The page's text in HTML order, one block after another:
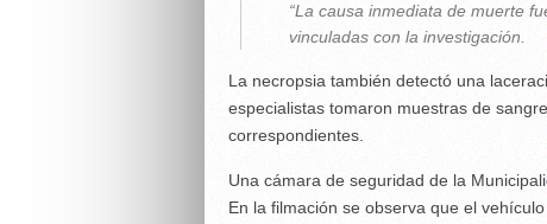
“La causa inmediata de muerte
vinculadas con la investigación.
La necropsia también detectó una
especialistas tomaron muestras de
correspondientes.
Una cámara de seguridad de la
En la filmación se observa que el